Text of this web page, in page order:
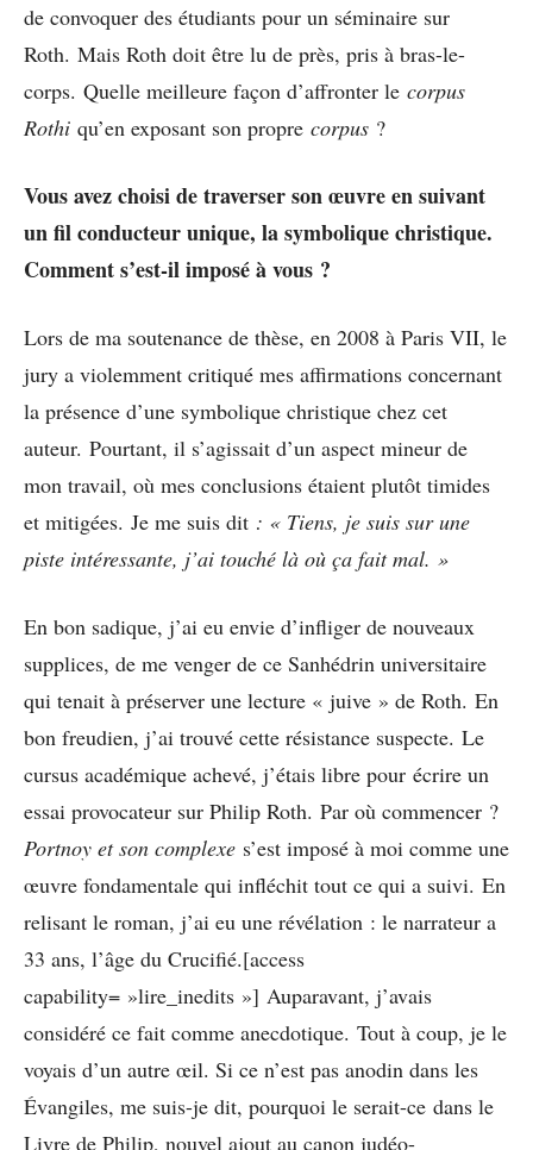
de convoquer des étudiants pour un séminaire sur
Roth. Mais Roth doit être lu de près, pris à bras-le-
corps. Quelle meilleure façon d’affronter le corpus
Rothi qu’en exposant son propre corpus ?
Vous avez choisi de traverser son œuvre en suivant
un fil conducteur unique, la symbolique christique.
Comment s’est-il imposé à vous ?
Lors de ma soutenance de thèse, en 2008 à Paris VII, le
jury a violemment critiqué mes affirmations concernant
la présence d’une symbolique christique chez cet
auteur. Pourtant, il s’agissait d’un aspect mineur de
mon travail, où mes conclusions étaient plutôt timides
et mitigées. Je me suis dit : « Tiens, je suis sur une
piste intéressante, j’ai touché là où ça fait mal. »
En bon sadique, j’ai eu envie d’infliger de nouveaux
supplices, de me venger de ce Sanhédrin universitaire
qui tenait à préserver une lecture « juive » de Roth. En
bon freudien, j’ai trouvé cette résistance suspecte. Le
cursus académique achevé, j’étais libre pour écrire un
essai provocateur sur Philip Roth. Par où commencer ?
Portnoy et son complexe s’est imposé à moi comme une
œuvre fondamentale qui infléchit tout ce qui a suivi. En
relisant le roman, j’ai eu une révélation : le narrateur a
33 ans, l’âge du Crucifié.[access
capability= »lire_inedits »] Auparavant, j’avais
considéré ce fait comme anecdotique. Tout à coup, je le
voyais d’un autre œil. Si ce n’est pas anodin dans les
Évangiles, me suis-je dit, pourquoi le serait-ce dans le
Livre de Philip, nouvel ajout au canon judéo-